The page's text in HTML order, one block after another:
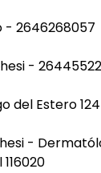
- 2646268057
-
del Estero
-